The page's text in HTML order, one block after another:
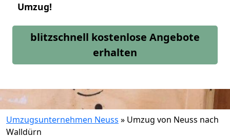
Umzug!
blitzschnell kostenlose Angebote
erhalten
Umzugsunternehmen Neuss » Umzug von Neuss nach
Walldürn